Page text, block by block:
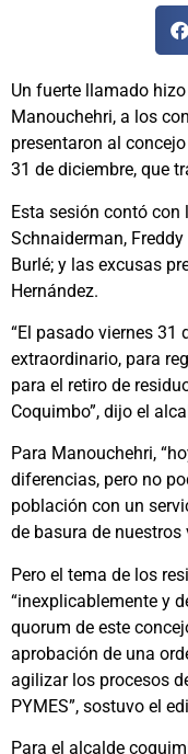
Un fuerte llamado
Manouchehri, a los
presentaron al
31 de diciembre, que
Esta sesión contó con
Schnaiderman,
Burlé; y las excusas
Hernández.
“El pasado viernes 31
extraordinario, para
para el retiro de
Coquimbo”, dijo el
Para Manouchehri,
diferencias, pero no
población con un
de basura de nuestros
Pero el tema de los
“inexplicablemente y
quorum de este
aprobación de una
agilizar los procesos
PYMES”, sostuvo el
Para el alcalde